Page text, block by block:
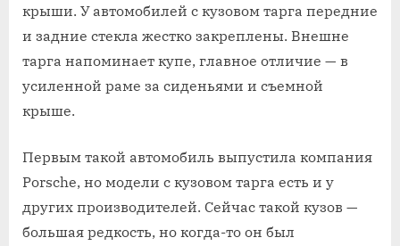
крыши. У автомобилей с кузовом тарга передние
и задние стекла жестко закреплены. Внешне
тарга напоминает купе, главное отличие — в
усиленной раме за сиденьями и съемной
крыше.
Первым такой автомобиль выпустила компания
Porsche, но модели с кузовом тарга есть и у
других производителей. Сейчас такой кузов —
большая редкость, но когда-то он был